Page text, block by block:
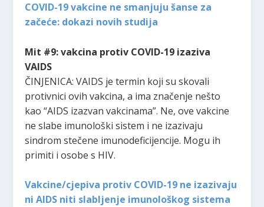
COVID-19 vakcine ne smanjuju šanse za
začeće: dokazi novih studija
Mit #9: vakcina protiv COVID-19 izaziva
VAIDS
ČINJENICA: VAIDS je termin koji su skovali
protivnici ovih vakcina, a ima značenje nešto
kao “AIDS izazvan vakcinama”. Ne, ove vakcine
ne slabe imunološki sistem i ne izazivaju
sindrom stečene imunodeficijencije. Mogu ih
primiti i osobe s HIV.
Vakcine/cjepiva protiv COVID-19 ne izazivaju
ni AIDS niti slabljenje imunološkog sistema